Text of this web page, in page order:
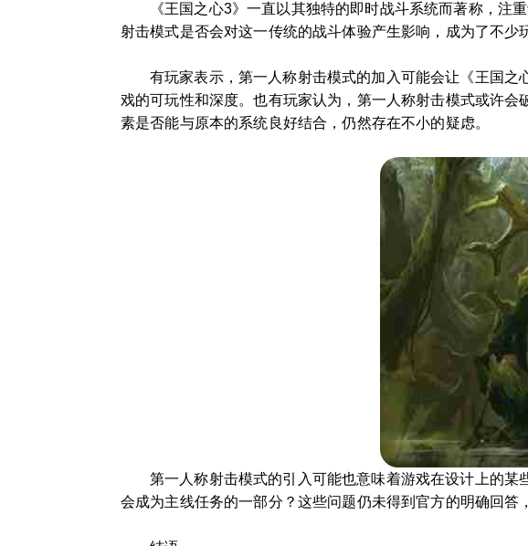
《王国之心3》一直以其独特的即时战斗系统而著称，
射击模式是否会对这一传统的战斗体验产生影响，成为了不少
有玩家表示，第一人称射击模式的加入可能会让《王国
戏的可玩性和深度。也有玩家认为，第一人称射击模式或许
素是否能与原本的系统良好结合，仍然存在不小的疑虑。
第一人称射击模式的引入可能也意味着游戏在设计上的
会成为主线任务的一部分？这些问题仍未得到官方的明确回答